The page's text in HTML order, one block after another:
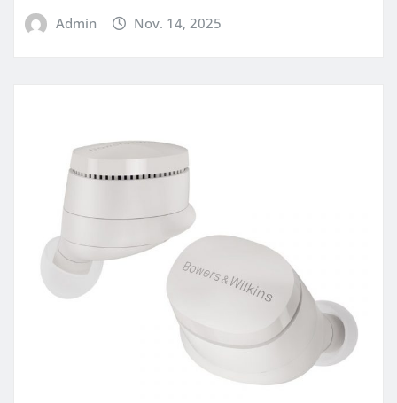
Admin Nov. 14, 2025